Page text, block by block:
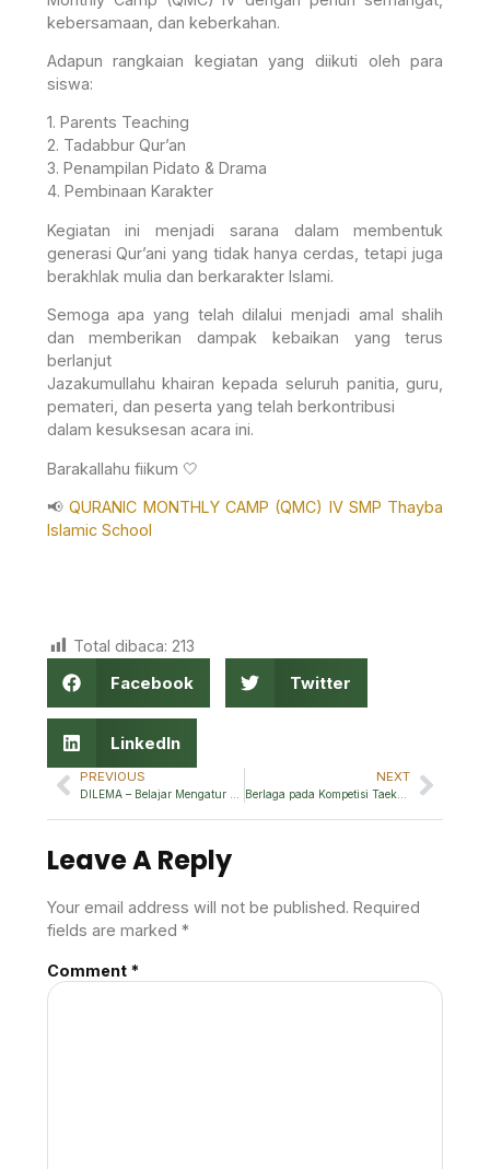
kebersamaan, dan keberkahan.
Adapun rangkaian kegiatan yang diikuti oleh para
siswa:
1. Parents Teaching
2. Tadabbur Qur’an
3. Penampilan Pidato & Drama
4. Pembinaan Karakter
Kegiatan ini menjadi sarana dalam membentuk
generasi Qur’ani yang tidak hanya cerdas, tetapi juga
berakhlak mulia dan berkarakter Islami.
Semoga apa yang telah dilalui menjadi amal shalih
dan memberikan dampak kebaikan yang terus
berlanjut
Jazakumullahu khairan kepada seluruh panitia, guru,
pemateri, dan peserta yang telah berkontribusi
dalam kesuksesan acara ini.
Barakallahu fiikum 🤍
📢QURANIC MONTHLY CAMP (QMC) IV SMP Thayba
Islamic School
Total dibaca: 213
Facebook Twitter
LinkedIn
PREVIOUS NEXT
Leave A Reply
Your email address will not be published. Required
fields are marked *
Comment *